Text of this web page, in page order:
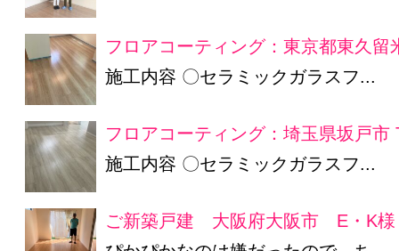
フロアコーティング：東京都東久留
施工内容 〇セラミックガラスフ...
フロアコーティング：埼玉県坂戸市
施工内容 〇セラミックガラスフ...
ご新築戸建 大阪府大阪市 E・K様